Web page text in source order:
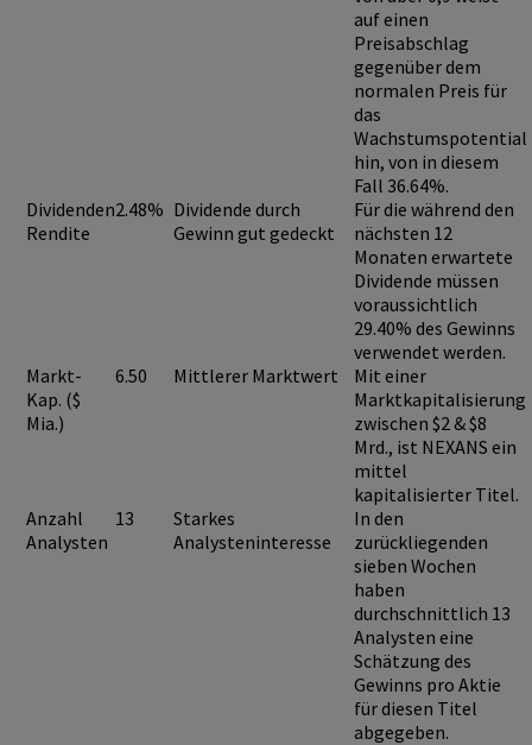
auf einen
Preisabschlag
gegenüber dem
normalen Preis für
das
Wachstumspotential
hin, von in diesem
Fall 36.64%.
Dividenden
Rendite
2.48% Dividende durch
Gewinn gut gedeckt
Für die während den
nächsten 12
Monaten erwartete
Dividende müssen
voraussichtlich
29.40% des Gewinns
verwendet werden.
Markt-
Kap. ($
Mia.)
6.50 Mittlerer Marktwert
Mit einer
Marktkapitalisierung
zwischen $2 & $8
Mrd., ist NEXANS ein
mittel
kapitalisierter Titel.
Anzahl
Analysten
13
Starkes
Analysteninteresse
In den
zurückliegenden
sieben Wochen
haben
durchschnittlich 13
Analysten eine
Schätzung des
Gewinns pro Aktie
für diesen Titel
abgegeben.